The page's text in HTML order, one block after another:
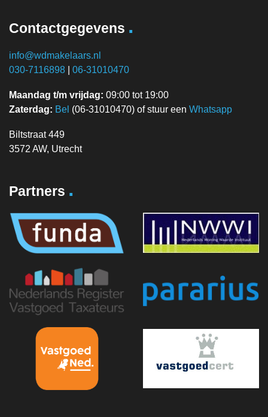
Contactgegevens .
info@wdmakelaars.nl
030-7116898
06-31010470
Maandag t/m vrijdag: 09:00 tot 19:00
Zaterdag: Bel (06-31010470) of stuur een Whatsapp
Biltstraat 449
3572 AW, Utrecht
Partners .